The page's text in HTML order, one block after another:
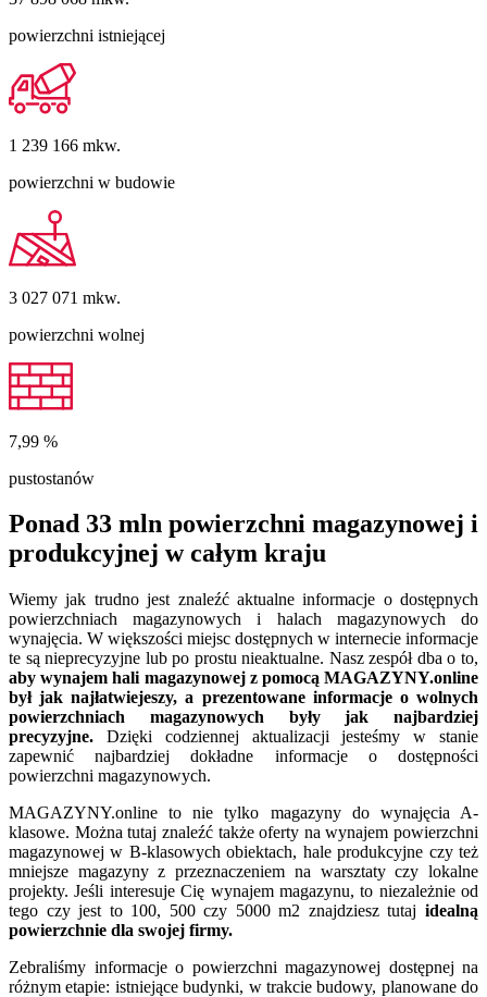
powierzchni istniejącej
1 239 166 mkw.
powierzchni w budowie
3 027 071 mkw.
powierzchni wolnej
7,99 %
pustostanów
Ponad 33 mln powierzchni magazynowej i
produkcyjnej w całym kraju
Wiemy jak trudno jest znaleźć aktualne informacje o dostępnych
powierzchniach magazynowych i halach magazynowych do
wynajęcia. W większości miejsc dostępnych w internecie informacje
te są nieprecyzyjne lub po prostu nieaktualne. Nasz zespół dba o to,
aby wynajem hali magazynowej z pomocą MAGAZYNY.online
był jak najłatwiejeszy, a prezentowane informacje o wolnych
powierzchniach magazynowych były jak najbardziej
precyzyjne. Dzięki codziennej aktualizacji jesteśmy w stanie
zapewnić najbardziej dokładne informacje o dostępności
powierzchni magazynowych.
MAGAZYNY.online to nie tylko magazyny do wynajęcia A-
klasowe. Można tutaj znaleźć także oferty na wynajem powierzchni
magazynowej w B-klasowych obiektach, hale produkcyjne czy też
mniejsze magazyny z przeznaczeniem na warsztaty czy lokalne
projekty. Jeśli interesuje Cię wynajem magazynu, to niezależnie od
tego czy jest to 100, 500 czy 5000 m2 znajdziesz tutaj idealną
powierzchnie dla swojej firmy.
Zebraliśmy informacje o powierzchni magazynowej dostępnej na
różnym etapie: istniejące budynki, w trakcie budowy, planowane do